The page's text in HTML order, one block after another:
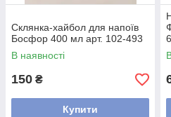
Склянка-хайбол для напоїв
Босфор 400 мл арт. 102-493
В наявності
150 ₴
Купити